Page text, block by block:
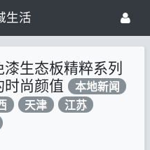
生活
生态板精粹系列
时尚颜值 本地新闻
天津
江苏